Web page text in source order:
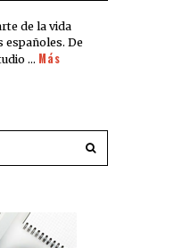
de la vida
españoles. De
… Más